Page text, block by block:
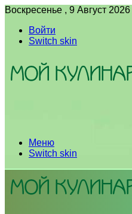
Воскресенье , 9 Август 2026
Войти
Switch skin
Меню
Switch skin